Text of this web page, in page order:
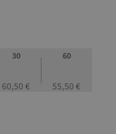
30
60,50 €
60
55,50 €